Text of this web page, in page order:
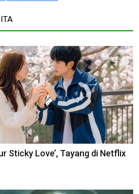
Sticky Love’, Tayang di Netflix